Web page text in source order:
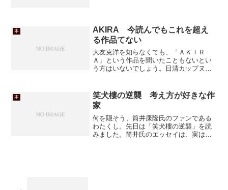
「読みたい!!読みたいよそ...
本
AKIRA 今読んでもこれを超え
る作品てない
大友克洋を知らなくても、「ＡＫＩＲ
Ａ」という作品を聞いたこともないとい
う方はいないでしょう。日清カップヌー
んそっくり、というのは言うまでもない
ことではありますが、あの...
本
笑犬樓の逆襲 考え方が好きな作
家
何を隠そう、筒井康隆氏のファンである
わたくし。先日は「笑犬樓の逆襲」を読
みました。筒井氏のエッセイは、実は大